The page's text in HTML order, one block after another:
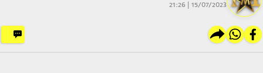
15/07/2023 | 21:26